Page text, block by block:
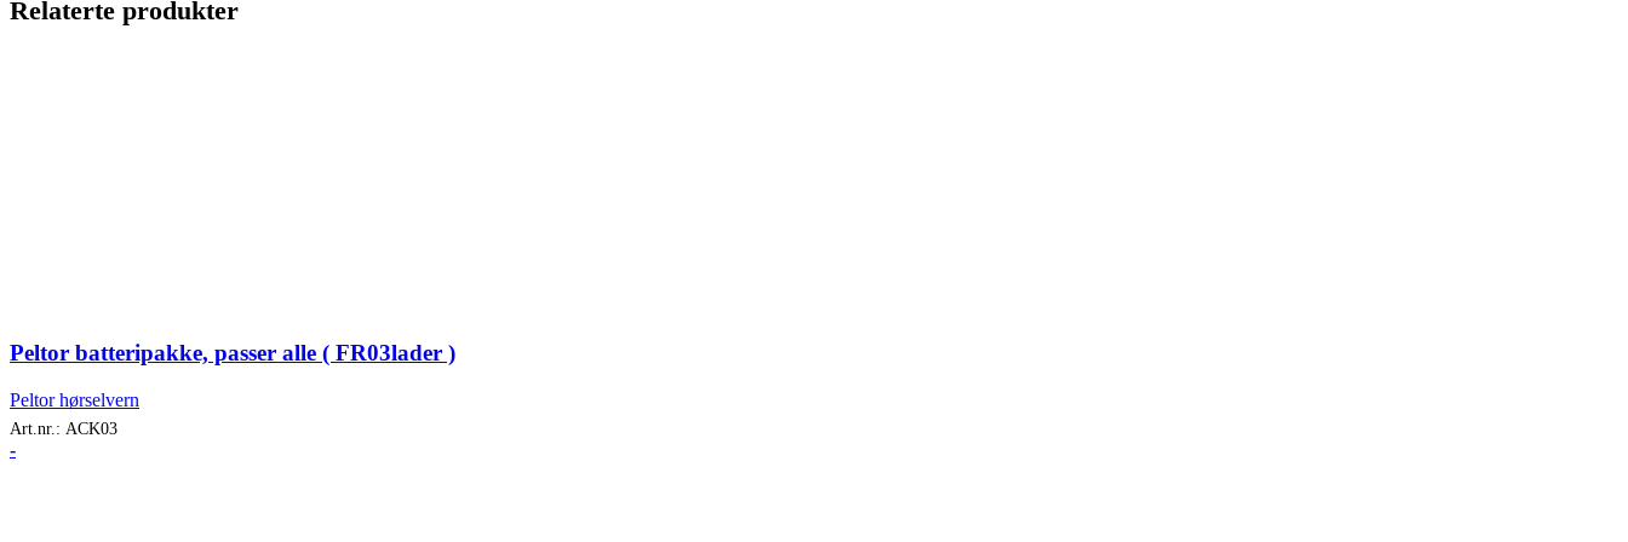
Relaterte produkter
Peltor batteripakke, passer alle ( FR03lader )
Peltor hørselvern
Art.nr.: ACK03
-